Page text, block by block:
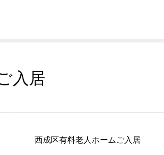
入居
西成区有料老人ホームご入居